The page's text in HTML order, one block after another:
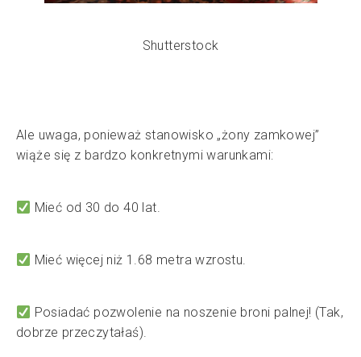
Shutterstock
Ale uwaga, ponieważ stanowisko „żony zamkowej”
wiąże się z bardzo konkretnymi warunkami:
Mieć od 30 do 40 lat.
Mieć więcej niż 1.68 metra wzrostu.
Posiadać pozwolenie na noszenie broni palnej! (Tak,
dobrze przeczytałaś).